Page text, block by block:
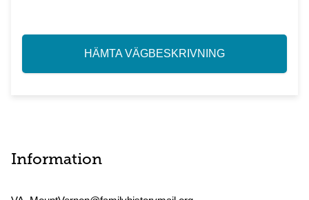
HÄMTA VÄGBESKRIVNING
Information